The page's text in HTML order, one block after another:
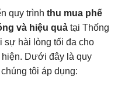
quy trình thu mua phế
và hiệu quả tại Thống
sự hài lòng tối đa cho
Dưới đây là quy
tôi áp dụng: